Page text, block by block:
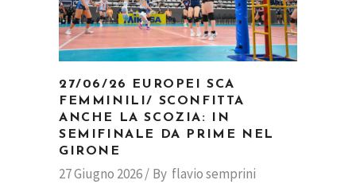
27/06/26 EUROPEI SCA
FEMMINILI/ SCONFITTA
ANCHE LA SCOZIA: IN
SEMIFINALE DA PRIME NEL
GIRONE
27 Giugno 2026 By flavio semprini